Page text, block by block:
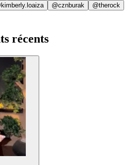
@cznburak
@therock
récents